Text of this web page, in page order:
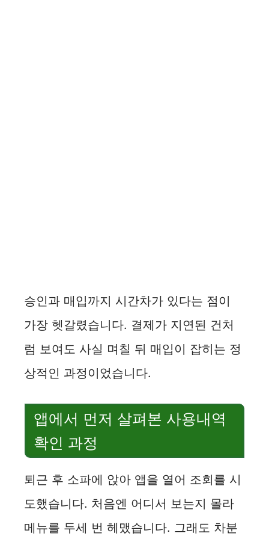
승인과 매입까지 시간차가 있다는 점이
가장 헷갈렸습니다. 결제가 지연된 건처
럼 보여도 사실 며칠 뒤 매입이 잡히는 정
상적인 과정이었습니다.
앱에서 먼저 살펴본 사용내역
확인 과정
퇴근 후 소파에 앉아 앱을 열어 조회를 시
도했습니다. 처음엔 어디서 보는지 몰라
메뉴를 두세 번 헤맸습니다. 그래도 차분